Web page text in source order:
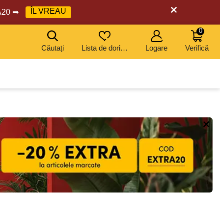
➡ ÎL VREAU
Căutați Lista de dorințe Logare Verifică
0